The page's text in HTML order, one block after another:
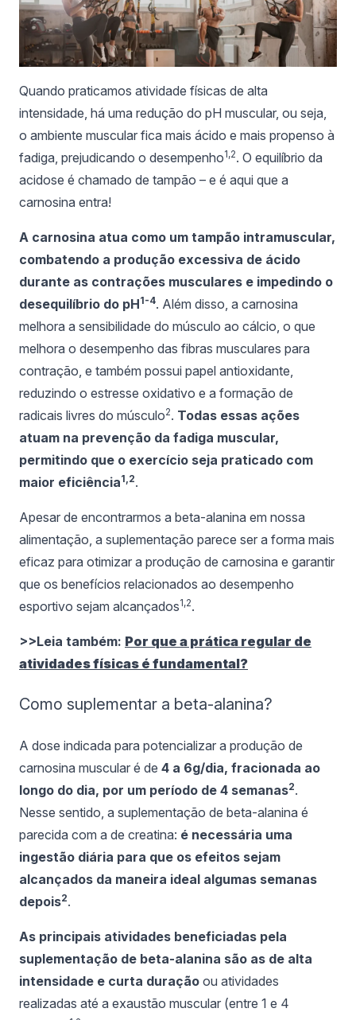
Quando praticamos atividade físicas de alta
intensidade, há uma redução do pH muscular, ou seja,
o ambiente muscular fica mais ácido e mais propenso à
fadiga, prejudicando o desempenho1,2. O equilíbrio da
acidose é chamado de tampão – e é aqui que a
carnosina entra!
A carnosina atua como um tampão intramuscular,
combatendo a produção excessiva de ácido
durante as contrações musculares e impedindo o
desequilíbrio do pH1-4. Além disso, a carnosina
melhora a sensibilidade do músculo ao cálcio, o que
melhora o desempenho das fibras musculares para
contração, e também possui papel antioxidante,
reduzindo o estresse oxidativo e a formação de
radicais livres do músculo2. Todas essas ações
atuam na prevenção da fadiga muscular,
permitindo que o exercício seja praticado com
maior eficiência1,2.
Apesar de encontrarmos a beta-alanina em nossa
alimentação, a suplementação parece ser a forma mais
eficaz para otimizar a produção de carnosina e garantir
que os benefícios relacionados ao desempenho
esportivo sejam alcançados1,2.
>>Leia também: Por que a prática regular de
atividades físicas é fundamental?
Como suplementar a beta-alanina?
A dose indicada para potencializar a produção de
carnosina muscular é de 4 a 6g/dia, fracionada ao
longo do dia, por um período de 4 semanas2.
Nesse sentido, a suplementação de beta-alanina é
parecida com a de creatina: é necessária uma
ingestão diária para que os efeitos sejam
alcançados da maneira ideal algumas semanas
depois2.
As principais atividades beneficiadas pela
suplementação de beta-alanina são as de alta
intensidade e curta duração ou atividades
realizadas até a exaustão muscular (entre 1 e 4